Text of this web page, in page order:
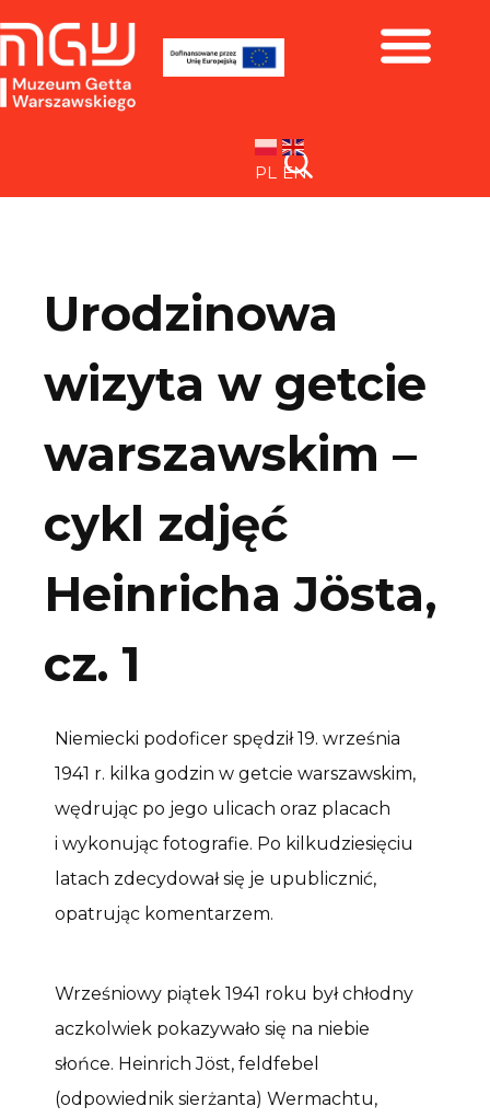
PL EN
Urodzinowa
wizyta w getcie
warszawskim –
cykl zdjęć
Heinricha Jösta,
cz. 1
Niemiecki podoficer spędził 19. września
1941 r. kilka godzin w getcie warszawskim,
wędrując po jego ulicach oraz placach
i wykonując fotografie. Po kilkudziesięciu
latach zdecydował się je upublicznić,
opatrując komentarzem.
Wrześniowy piątek 1941 roku był chłodny
aczkolwiek pokazywało się na niebie
słońce. Heinrich Jöst, feldfebel
(odpowiednik sierżanta) Wermachtu,